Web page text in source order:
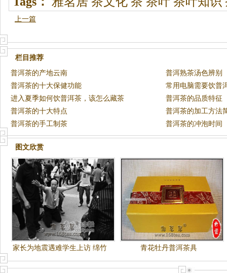
上一篇
栏目推荐
普洱茶的产地云南
普洱熟茶汤色辨别
普洱茶的十大保健功能
常用电脑需要饮普
进入夏季如何饮普洱茶，该怎么藏茶
普洱茶的品质特征
普洱茶的十大特点
普洱茶的加工方法
普洱茶的手工制茶
普洱茶的冲泡时间
图文欣赏
家长为地震遇难学生上访 绵竹
书记下跪挽留(图)
青花牡丹普洱茶具